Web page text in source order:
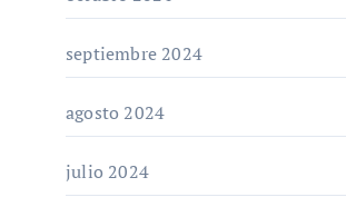
septiembre 2024
agosto 2024
julio 2024